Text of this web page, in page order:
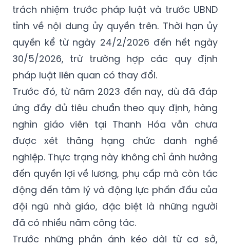
trách nhiệm trước pháp luật và trước UBND
tỉnh về nội dung ủy quyền trên. Thời hạn ủy
quyền kể từ ngày 24/2/2026 đến hết ngày
30/5/2026, trừ trường hợp các quy định
pháp luật liên quan có thay đổi.
Trước đó, từ năm 2023 đến nay, dù đã đáp
ứng đầy đủ tiêu chuẩn theo quy định, hàng
nghìn giáo viên tại Thanh Hóa vẫn chưa
được xét thăng hạng chức danh nghề
nghiệp. Thực trạng này không chỉ ảnh hưởng
đến quyền lợi về lương, phụ cấp mà còn tác
động đến tâm lý và động lực phấn đấu của
đội ngũ nhà giáo, đặc biệt là những người
đã có nhiều năm công tác.
Trước những phản ánh kéo dài từ cơ sở,